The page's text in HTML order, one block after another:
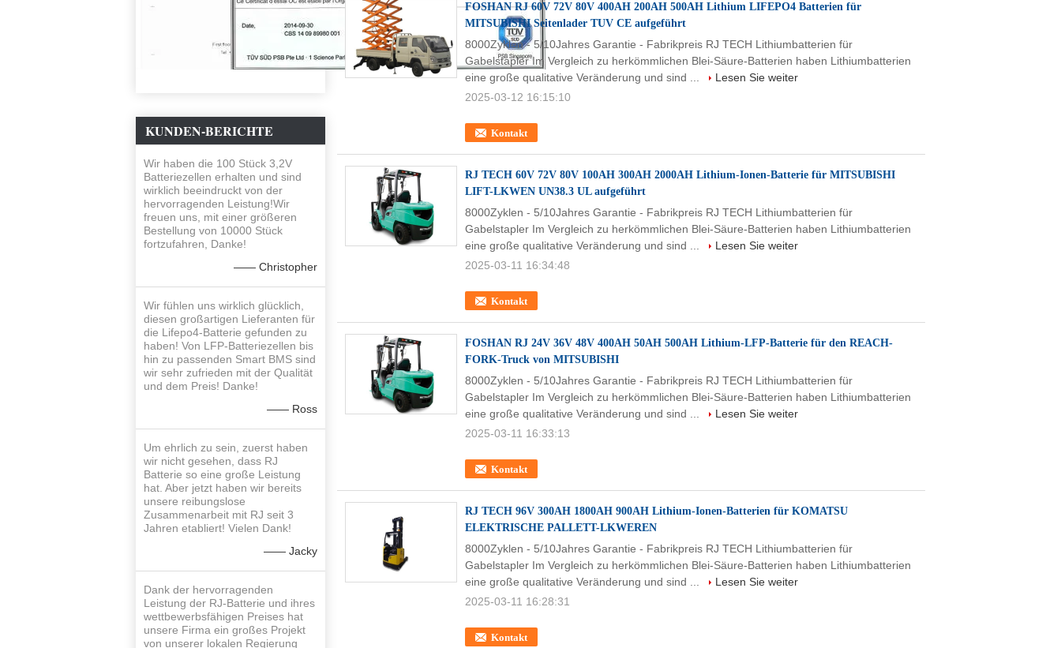
KUNDEN-BERICHTE
Wir haben die 100 Stück 3,2V
Batteriezellen erhalten und sind
wirklich beeindruckt von der
hervorragenden Leistung!Wir
freuen uns, mit einer größeren
Bestellung von 10000 Stück
fortzufahren, Danke!
—— Christopher
Wir fühlen uns wirklich glücklich,
diesen großartigen Lieferanten für
die Lifepo4-Batterie gefunden zu
haben! Von LFP-Batteriezellen bis
hin zu passenden Smart BMS sind
wir sehr zufrieden mit der Qualität
und dem Preis! Danke!
—— Ross
Um ehrlich zu sein, zuerst haben
wir nicht gesehen, dass RJ
Batterie so eine große Leistung
hat. Aber jetzt haben wir bereits
unsere reibungslose
Zusammenarbeit mit RJ seit 3
Jahren etabliert! Vielen Dank!
—— Jacky
Dank der hervorragenden
Leistung der RJ-Batterie und ihres
wettbewerbsfähigen Preises hat
unsere Firma ein großes Projekt
von unserer lokalen Regierung
FOSHAN RJ 60V 72V 80V 400AH 200AH 500AH Lithium LIFEPO4 Batterien für
MITSUBISHI Seitenlader TUV CE aufgeführt
Kontakt
8000Zyklen - 5/10Jahres Garantie - Fabrikpreis RJ TECH Lithiumbatterien für
Gabelstapler Im Vergleich zu herkömmlichen Blei-Säure-Batterien haben Lithiumbatterien
eine große qualitative Veränderung und sind ...
Lesen Sie weiter
2025-03-12 16:15:10
RJ TECH 60V 72V 80V 100AH 300AH 2000AH Lithium-Ionen-Batterie für MITSUBISHI
LIFT-LKWEN UN38.3 UL aufgeführt
Kontakt
8000Zyklen - 5/10Jahres Garantie - Fabrikpreis RJ TECH Lithiumbatterien für
Gabelstapler Im Vergleich zu herkömmlichen Blei-Säure-Batterien haben Lithiumbatterien
eine große qualitative Veränderung und sind ...
Lesen Sie weiter
2025-03-11 16:34:48
FOSHAN RJ 24V 36V 48V 400AH 50AH 500AH Lithium-LFP-Batterie für den REACH-
FORK-Truck von MITSUBISHI
Kontakt
8000Zyklen - 5/10Jahres Garantie - Fabrikpreis RJ TECH Lithiumbatterien für
Gabelstapler Im Vergleich zu herkömmlichen Blei-Säure-Batterien haben Lithiumbatterien
eine große qualitative Veränderung und sind ...
Lesen Sie weiter
2025-03-11 16:33:13
RJ TECH 96V 300AH 1800AH 900AH Lithium-Ionen-Batterien für KOMATSU
ELEKTRISCHE PALLETT-LKWEREN
Kontakt
8000Zyklen - 5/10Jahres Garantie - Fabrikpreis RJ TECH Lithiumbatterien für
Gabelstapler Im Vergleich zu herkömmlichen Blei-Säure-Batterien haben Lithiumbatterien
eine große qualitative Veränderung und sind ...
Lesen Sie weiter
2025-03-11 16:28:31